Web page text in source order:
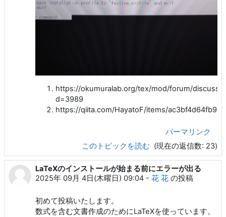
https://okumuralab.org/tex/mod/forum/
d=3989
https://qiita.com/HayatoF/items/
パーマリンク
このトピックを読む (現在の返信数: 23)
LaTeXのインストールが始まる前にエラーが出る
2025年 09月 4日(木曜日) 09:04 - 花 花 の投稿
初めて投稿いたします。
数式を含む文書作成のためにLaTeXを使っています。